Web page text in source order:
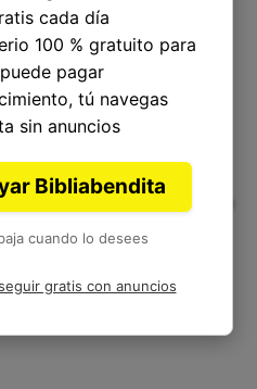
en nuestra vida
propio "altar" de
de la Biblia y la
construir un altar de
vida y nuestras
cada día
100 % gratuito para
pagar
tú navegas
sin anuncios
Bibliabendita
cuando lo desees
gratis con anuncios